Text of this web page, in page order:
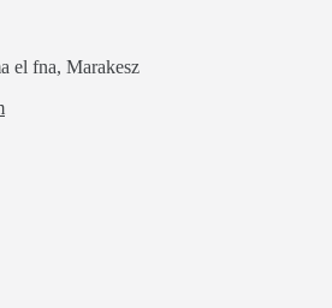
el fna, Marakesz